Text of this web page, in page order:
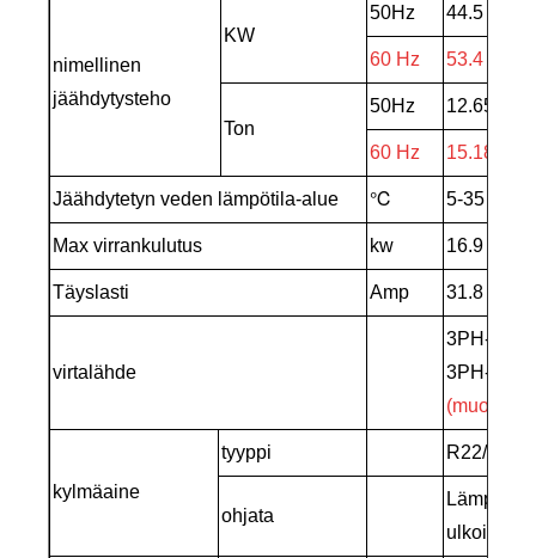
nimellinen
jäähdytysteho
KW
50Hz 44.5
60 Hz 53.4
Ton
50Hz 12.65
60 Hz 15.18
Jäähdytetyn veden lämpötila-alue ℃ 5-35
Max virrankulutus kw 16.9
Täyslasti Amp 31.8
virtalähde
3PH-
3PH-220-
(muokattu)
kylmäaine
tyyppi R22/
ohjata
ulkoinen